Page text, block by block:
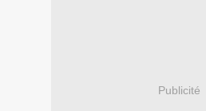
Publicité